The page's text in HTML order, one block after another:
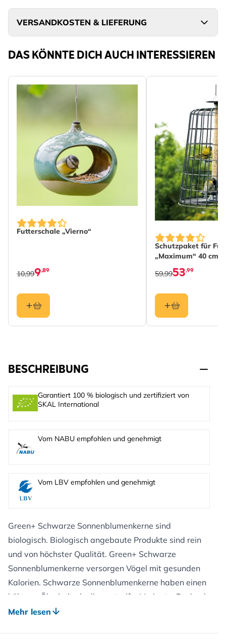
VERSANDKOSTEN & LIEFERUNG
DAS KÖNNTE DICH AUCH INTERESSIEREN
Futterschale „Vierno“
9,89
10,99
Schutzpaket für
„Maximum“ 40 cm
53,99
59,99
BESCHREIBUNG
Garantiert 100 % biologisch und zertifiziert von
SKAL International
Vom NABU empfohlen und genehmigt
Vom LBV empfohlen und genehmigt
Green+ Schwarze Sonnenblumenkerne sind
biologisch. Biologisch angebaute Produkte sind rein
und von höchster Qualität. Green+ Schwarze
Sonnenblumenkerne versorgen Vögel mit gesunden
Kalorien. Schwarze Sonnenblumenkerne haben einen
höheren Ölgehalt als die gestreifte Variante. Dadurch
wird den Vögeln mehr Energie zugeführt. Die
Mehr lesen